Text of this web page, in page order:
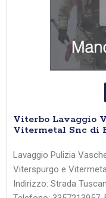
Viterbo Lavaggio
Vitermetal Snc di
Lavaggio Pulizia
Viterspurgo e
Indirizzo: Strada